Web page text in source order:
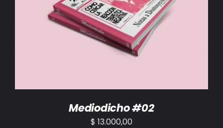
AÑADIR AL CARRITO / DETALLES
Mediodicho #02
$ 13.000,00